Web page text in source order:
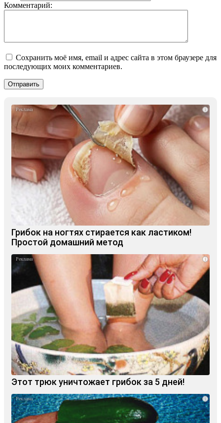
Комментарий:
Сохранить моё имя, email и адрес сайта в этом браузере для
последующих моих комментариев.
i
Грибок на ногтях стирается как ластиком!
Простой домашний метод
i
Этот трюк уничтожает грибок за 5 дней!
i